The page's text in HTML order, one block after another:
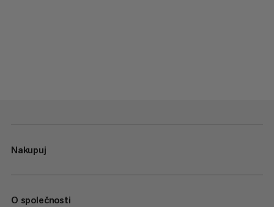
Nakupuj
O společnosti